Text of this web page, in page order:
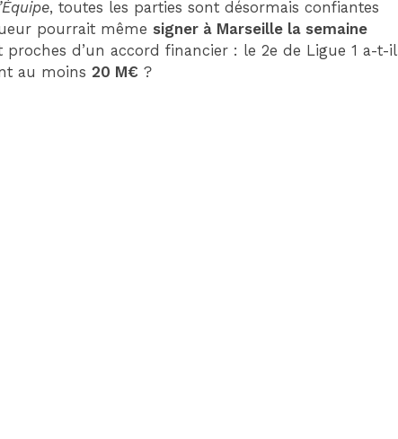
, toutes les parties sont désormais confiantes
pourrait même signer à Marseille la semaine
proches d’un accord financier : le 2e de Ligue 1 a-t-il
au moins20 M€ ?